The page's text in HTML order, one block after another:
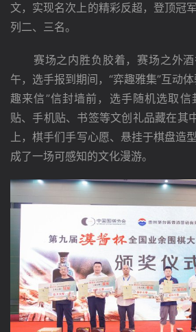
文，实现名次上的精彩反超，登顶冠
列二、三名。
赛场之内胜负胶着，赛场之外酒
午，选手报到期间，“弈趣雅集”互动
趣来信”信封墙前，选手随机选取信
贴、手机贴、书签等文创礼品藏在其
上，棋手们手写心愿、悬挂于棋盘
成了一场可感知的文化漫游。